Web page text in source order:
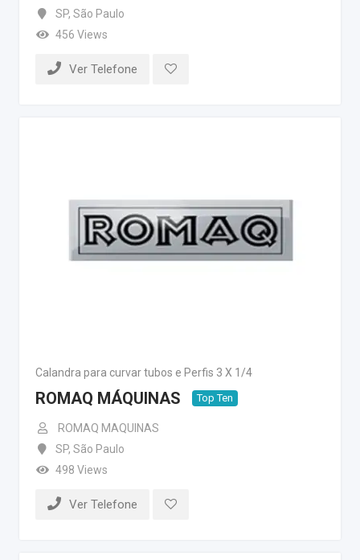
SP, São Paulo
456 Views
Ver Telefone
Calandra para curvar tubos e Perfis 3 X 1/4
ROMAQ MÁQUINAS Top Ten
ROMAQ MAQUINAS
SP, São Paulo
498 Views
Ver Telefone